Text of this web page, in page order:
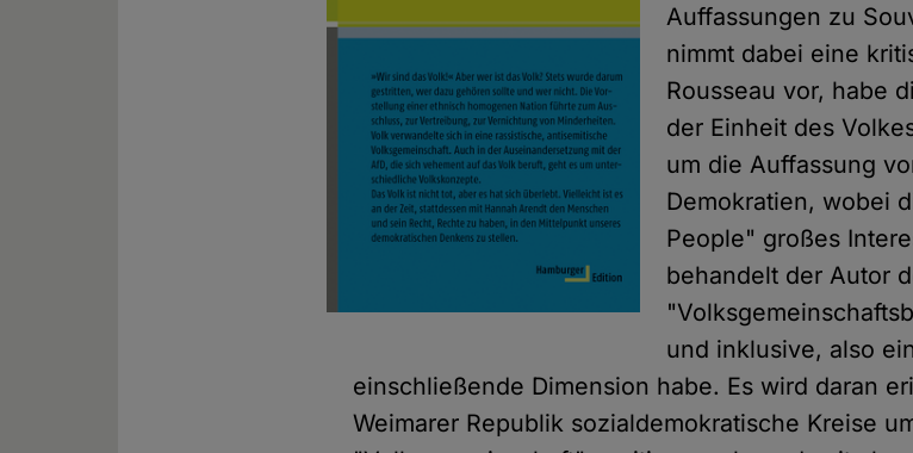
Auffassungen zu
nimmt dabei eine
Rousseau vor, habe
der Einheit des
um die Auffassung
Demokratien, wobei
People" großes
behandelt der Autor
und inklusive, also
einschließende Dimension habe. Es wird daran
Weimarer Republik sozialdemokratische Kreise